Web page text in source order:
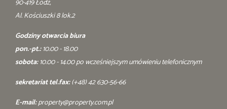
90-419 Łódź,
Al. Kościuszki 8 lok.2
Godziny otwarcia biura
pon.-pt.:10.00 - 18.00
sobota:10.00 - 14.00 po wcześniejszym umówieniu telefonicznym
sekretariat tel.fax:(+48) 42 630-56-66
E-mail:property@property.com.pl